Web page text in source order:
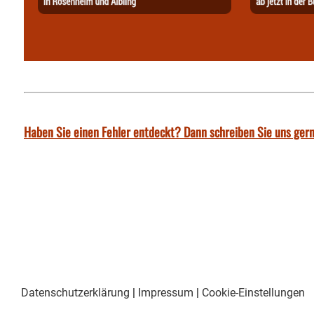
Haben Sie einen Fehler entdeckt? Dann schreiben Sie uns
Datenschutzerklärung | Impressum | Cookie-Einstellungen